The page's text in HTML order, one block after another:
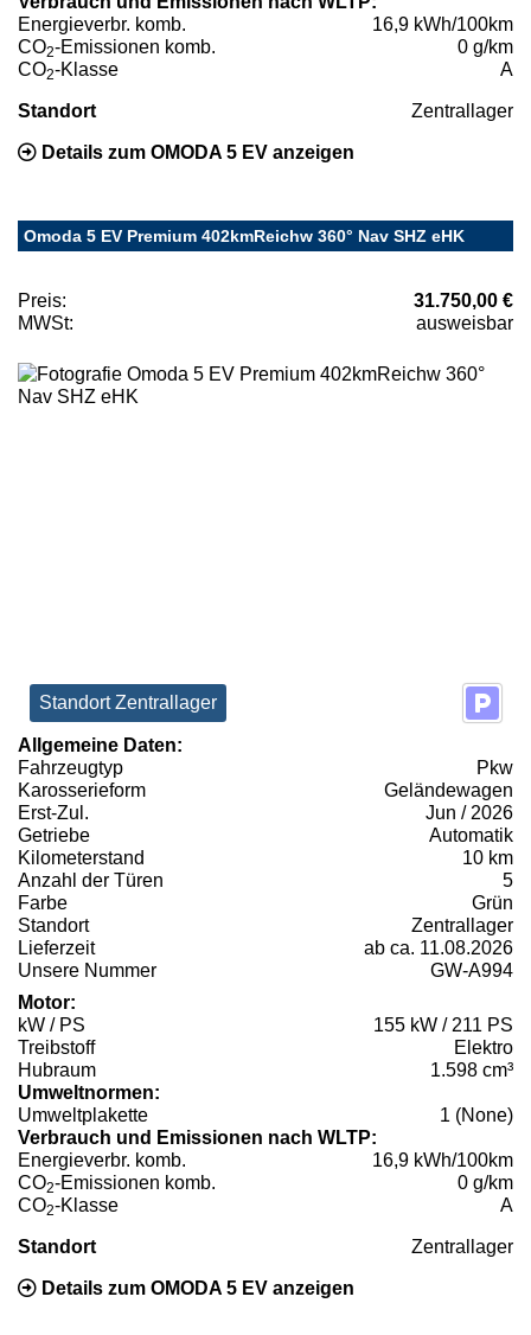
Energieverbr. komb.
16,9 kWh/100km
CO2-Emissionen komb.
0 g/km
CO2-Klasse A
Standort Zentrallager
Details zum OMODA 5 EV anzeigen
Omoda 5 EV Premium 402kmReichw 360° Nav SHZ eHK
Preis:
31.750,00 €
MWSt:
ausweisbar
Standort Zentrallager
Allgemeine Daten:
Fahrzeugtyp
Pkw
Karosserieform
Geländewagen
Erst-Zul.
Jun / 2026
Getriebe
Automatik
Kilometerstand
10 km
Anzahl der Türen
5
Farbe
Grün
Standort
Zentrallager
Lieferzeit
ab ca. 11.08.2026
Unsere Nummer
GW-A994
Motor:
kW / PS
155 kW / 211 PS
Treibstoff
Elektro
Hubraum
1.598 cm³
Umweltnormen:
Umweltplakette
1 (None)
Verbrauch und Emissionen nach WLTP:
Energieverbr. komb.
16,9 kWh/100km
CO2-Emissionen komb.
0 g/km
CO2-Klasse A
Standort Zentrallager
Details zum OMODA 5 EV anzeigen